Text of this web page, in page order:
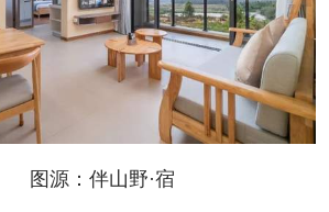
图源：伴山野·宿